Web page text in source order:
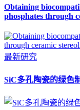
Obtaining
phosphates through
最新研究
SiC多孔陶瓷的绿色